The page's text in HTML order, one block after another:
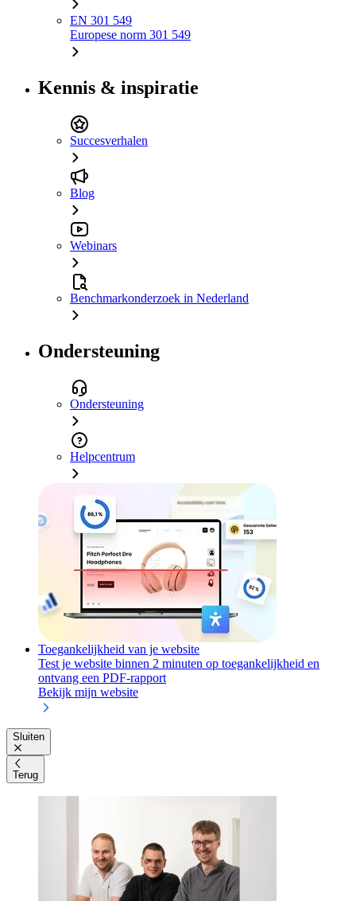
EN 301 549
Europese norm 301 549
Kennis & inspiratie
Succesverhalen
Blog
Webinars
Benchmarkonderzoek in Nederland
Ondersteuning
Ondersteuning
Helpcentrum
Toegankelijkheid van je website
Test je website binnen 2 minuten op toegankelijkheid en
ontvang een PDF-rapport
Bekijk mijn website
Sluiten
Terug